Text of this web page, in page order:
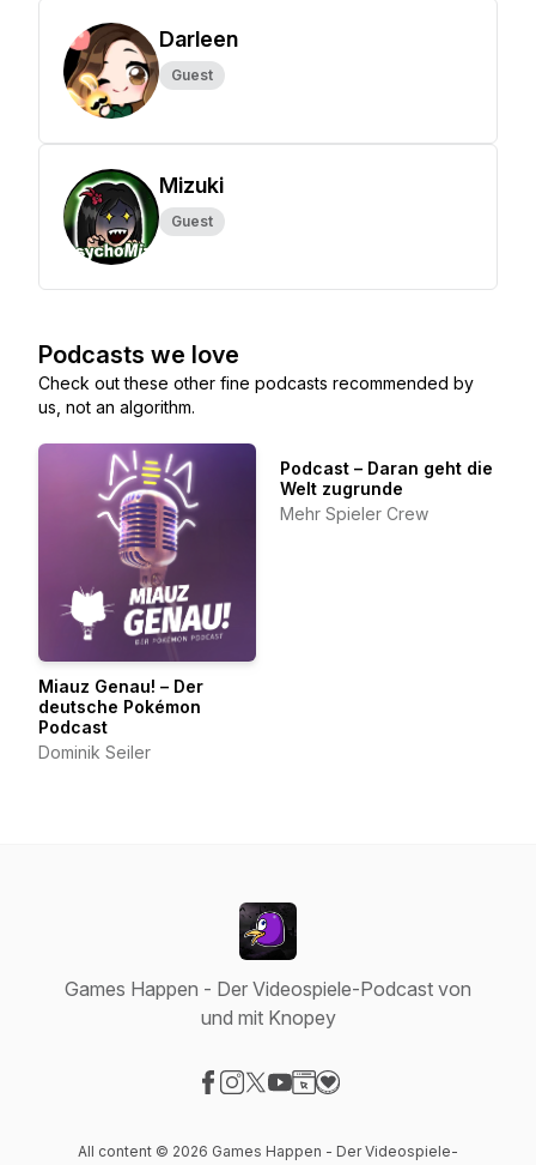
Darleen
Guest
Mizuki
Guest
Podcasts we love
Check out these other fine podcasts recommended by
us, not an algorithm.
Miauz Genau! – Der
deutsche Pokémon
Podcast
Dominik Seiler
Podcast – Daran geht die
Welt zugrunde
Mehr Spieler Crew
Games Happen - Der Videospiele-Podcast von
und mit Knopey
All content © 2026 Games Happen - Der Videospiele-